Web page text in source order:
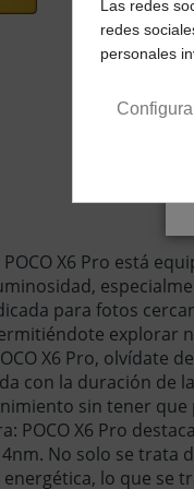
POCO X6 Pro está
para fotos
explorar
X6 Pro, olvídate
con la duración de
sin tener
POCO X6 Pro
No solo se
lo que se
Las redes
redes
personales